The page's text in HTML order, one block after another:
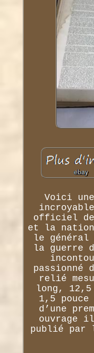
Voici
officiel de
et la
le général
la guerre
relié
long, 12,5
1,5
d’une
ouvrage
publié par